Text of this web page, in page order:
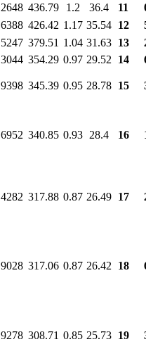
2648 436.79 1.2 36.4 11
6388 426.42 1.17 35.54 12
5247 379.51 1.04 31.63 13
3044 354.29 0.97 29.52 14
9398 345.39 0.95 28.78 15
6952 340.85 0.93 28.4 16
4282 317.88 0.87 26.49 17
9028 317.06 0.87 26.42 18
9278 308.71 0.85 25.73 19